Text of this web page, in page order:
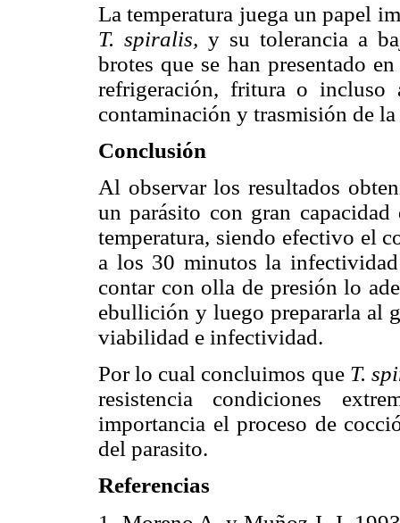
La temperatura juega un papel
T. spiralis, y su tolerancia a
brotes que se han presentado
refrigeración, fritura o
contaminación y trasmisión de
Conclusión
Al observar los resultados
un parásito con gran
temperatura, siendo efectivo el
a los 30 minutos la
contar con olla de presión lo
ebullición y luego prepararla al
viabilidad e infectividad.
Por lo cual concluimos que T.
resistencia condiciones
importancia el proceso de
del parasito.
Referencias